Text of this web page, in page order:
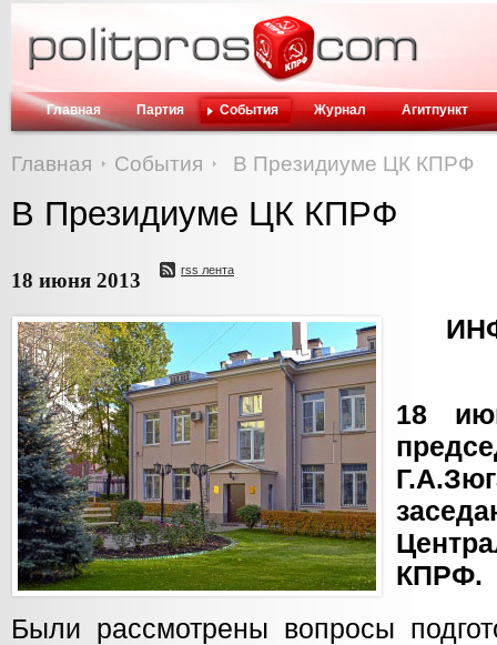
Главная Партия События Журнал Агитпункт
Главная События В Президиуме ЦК КПРФ
В Президиуме ЦК КПРФ
18 июня 2013 rss лента
18
КПРФ.
Были рассмотрены вопросы